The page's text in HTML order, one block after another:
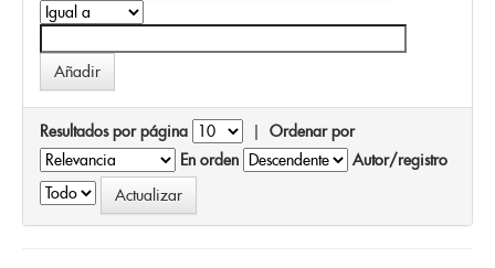
Resultados por página | Ordenar por
En orden
Autor/registro